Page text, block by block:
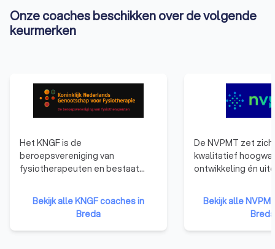
Onze coaches beschikken over de volgende
keurmerken
Het KNGF is de
beroepsvereniging van
fysiotherapeuten en bestaat
je hoe het KNGF is
georganiseerd. Het KNGF, de
beroepsvereniging voor en door
fysiotherapeuten, komt op voor
Bekijk alle KNGF coaches in
Breda
De NVPMT zet
kwalitatief
ontwikkeling én
Zij doet dit onder
faciliteren van
Bekijk alle
Breda